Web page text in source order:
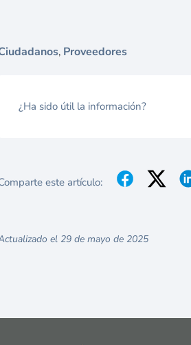
, Proveedores
¿Ha sido útil la información?
este artículo:
el 29 de mayo de 2025